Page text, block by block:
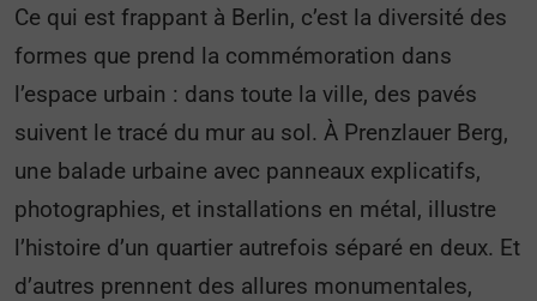
Ce qui est frappant à Berlin, c’est la diversité des
formes que prend la commémoration dans
l’espace urbain : dans toute la ville, des pavés
suivent le tracé du mur au sol. À Prenzlauer Berg,
une balade urbaine avec panneaux explicatifs,
photographies, et installations en métal, illustre
l’histoire d’un quartier autrefois séparé en deux. Et
d’autres prennent des allures monumentales,